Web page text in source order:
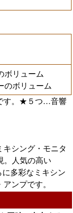
ボリューム
のボリューム
す。★５つ…音響
シング・モニタ
。人気の高い
多彩なミキシン
ンプです。